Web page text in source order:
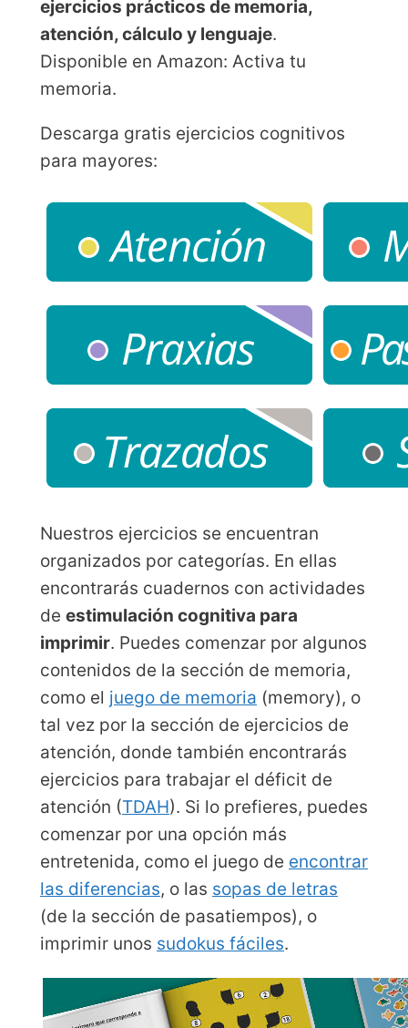
ejercicios prácticos de memoria,
atención, cálculo y lenguaje.
Disponible en Amazon: Activa tu
memoria.
Descarga gratis ejercicios cognitivos
para mayores:
Nuestros ejercicios se encuentran
organizados por categorías. En ellas
encontrarás cuadernos con actividades
de estimulación cognitiva para
imprimir. Puedes comenzar por algunos
contenidos de la sección de memoria,
como el juego de memoria (memory), o
tal vez por la sección de ejercicios de
atención, donde también encontrarás
ejercicios para trabajar el déficit de
atención (TDAH). Si lo prefieres, puedes
comenzar por una opción más
entretenida, como el juego de encontrar
las diferencias, o las sopas de letras
(de la sección de pasatiempos), o
imprimir unos sudokus fáciles.